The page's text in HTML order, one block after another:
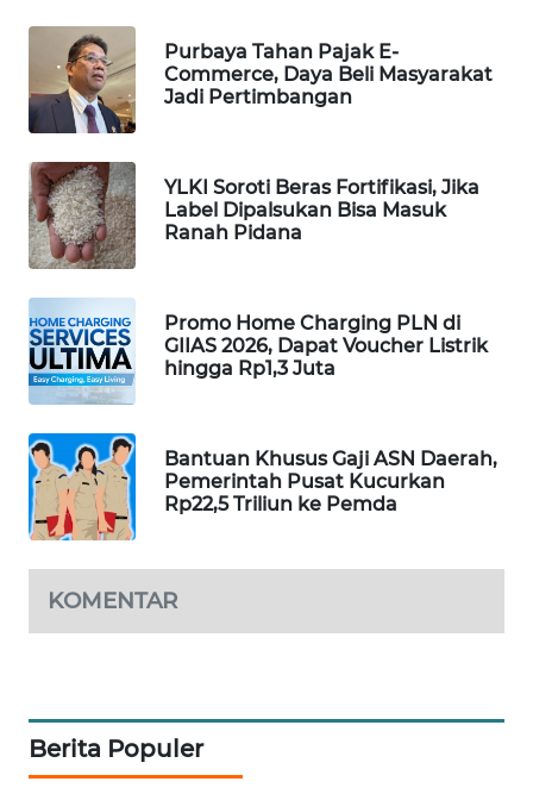
Purbaya Tahan Pajak E-
Commerce, Daya Beli Masyarakat
Jadi Pertimbangan
YLKI Soroti Beras Fortifikasi, Jika
Label Dipalsukan Bisa Masuk
Ranah Pidana
Promo Home Charging PLN di
GIIAS 2026, Dapat Voucher Listrik
hingga Rp1,3 Juta
Bantuan Khusus Gaji ASN Daerah,
Pemerintah Pusat Kucurkan
Rp22,5 Triliun ke Pemda
KOMENTAR
Berita Populer
PLN
WATCH
MKLI
LPKKI
KOPEKLIN
KONSUMEN
FORWAMKI
ALPERKLINAS
FORJASIDA
NEWS
SITUNGIR